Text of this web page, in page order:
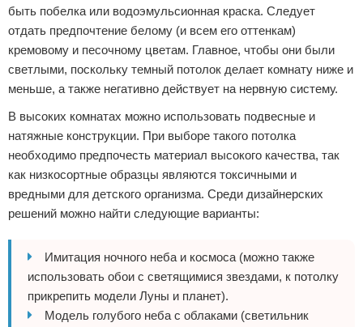
быть побелка или водоэмульсионная краска. Следует
отдать предпочтение белому (и всем его оттенкам)
кремовому и песочному цветам. Главное, чтобы они были
светлыми, поскольку темный потолок делает комнату ниже и
меньше, а также негативно действует на нервную систему.
В высоких комнатах можно использовать подвесные и
натяжные конструкции. При выборе такого потолка
необходимо предпочесть материал высокого качества, так
как низкосортные образцы являются токсичными и
вредными для детского организма. Среди дизайнерских
решений можно найти следующие варианты:
Имитация ночного неба и космоса (можно также
использовать обои с светящимися звездами, к потолку
прикрепить модели Луны и планет).
Модель голубого неба с облаками (светильник